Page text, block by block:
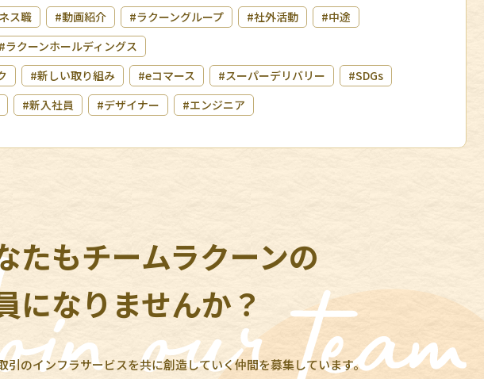
ス職 #動画紹介 #ラクーングループ #社外活動
#中途
#ラクーンホールディングス
#新しい取り組み #eコマース #スーパーデリバリー
#SDGs
#新入社員 #デザイナー #エンジニア
たもチームラクーンの
になりませんか？
引のインフラサービスを共に創造していく仲間を募集しています。